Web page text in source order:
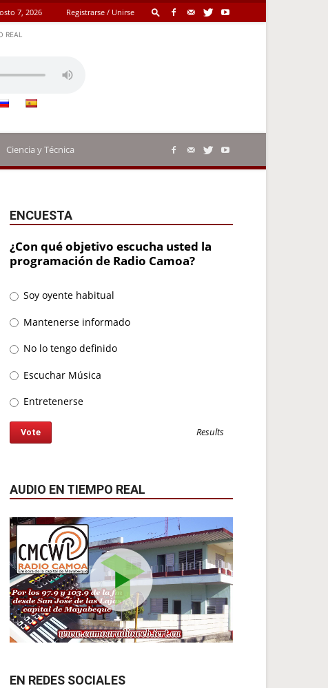
7, 2026 Registrarse / Unirse
REAL
Ciencia y Técnica
ENCUESTA
¿Con qué objetivo escucha usted la
programación de Radio Camoa?
Soy oyente habitual
Mantenerse informado
No lo tengo definido
Escuchar Música
Entretenerse
Results
AUDIO EN TIEMPO REAL
EN REDES SOCIALES